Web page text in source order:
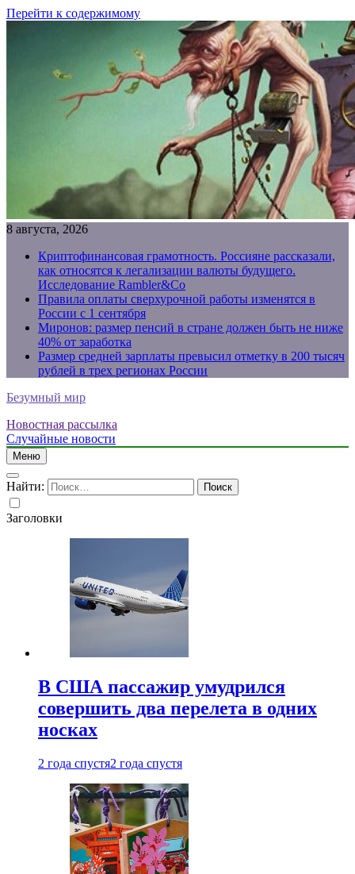
Перейти к содержимому
8 августа, 2026
Криптофинансовая грамотность. Россияне рассказали,
как относятся к легализации валюты будущего.
Исследование Rambler&Co
Правила оплаты сверхурочной работы изменятся в
России с 1 сентября
Миронов: размер пенсий в стране должен быть не ниже
40% от заработка
Размер средней зарплаты превысил отметку в 200 тысяч
рублей в трех регионах России
Безумный мир
Новостная рассылка
Случайные новости
Меню
Найти:
Заголовки
В США пассажир умудрился
совершить два перелета в одних
носках
2 года спустя2 года спустя